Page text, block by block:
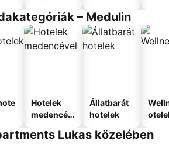
– Medulin
Hotelek
medencév
Állatbarát
hotelek
Lukas közelében